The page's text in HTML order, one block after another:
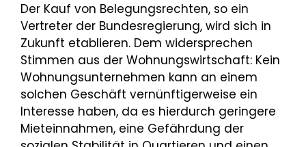
Der Kauf von Belegungsrechten, so ein
Vertreter der Bundesregierung, wird sich in
Zukunft etablieren. Dem widersprechen
Stimmen aus der Wohnungswirtschaft: Kein
Wohnungsunternehmen kann an einem
solchen Geschäft vernünftigerweise ein
Interesse haben, da es hierdurch geringere
Mieteinnahmen, eine Gefährdung der